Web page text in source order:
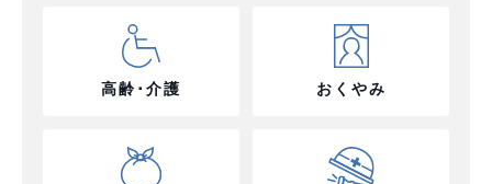
高齢･介護 おくやみ